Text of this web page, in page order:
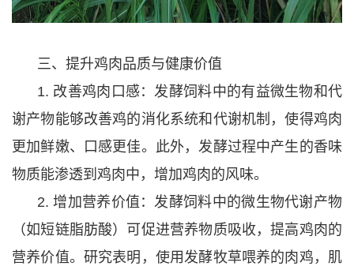
三、提升鸡肉品质与健康价值
1. 改善鸡肉口感：发酵饲料中的有益微生物和代
谢产物能够改善鸡的消化系统和代谢机制，使得鸡肉
更加鲜嫩、口感更佳。此外，发酵过程中产生的香味
物质能渗透到鸡肉中，增加鸡肉的风味。
2. 增加营养价值：发酵饲料中的微生物代谢产物
（如短链脂肪酸）可促进营养物质吸收，提高鸡肉的
营养价值。研究表明，使用发酵牧草喂养的肉鸡，肌